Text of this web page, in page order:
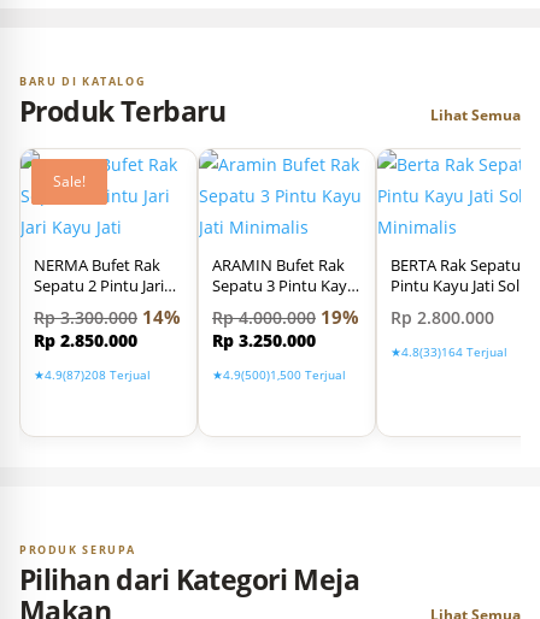
BARU DI KATALOG
Produk Terbaru Lihat Semua
Sale!
NERMA Bufet Rak
Sepatu 2 Pintu Jari
Rp3.300.000 14%
Rp 2.850.000
★4.9(87)208 Terjual
Sale!
ARAMIN Bufet Rak
Sepatu 3 Pintu Kayu
Rp4.000.000 19%
Rp 3.250.000
★4.9(500)1,500 Terjual
BERTA Rak Sepatu 2
Pintu Kayu Jati Solid
Rp 2.800.000
★4.8(33)164 Terjual
Sale!
PRODUK SERUPA
Pilihan dari Kategori Meja
Makan
Lihat Semua